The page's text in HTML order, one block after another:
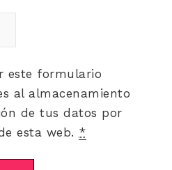
este formulario
al almacenamiento
de tus datos por
esta web. *